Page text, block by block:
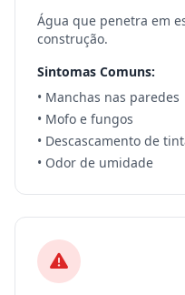
Água que penetra em
construção.
Sintomas Comuns:
• Manchas nas paredes
• Mofo e fungos
• Descascamento de
• Odor de umidade